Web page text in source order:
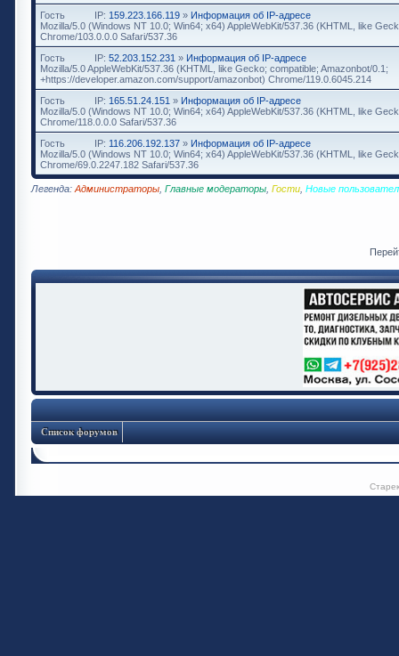
Гость
IP: 159.223.166.119 » Информация об IP-адресе
Mozilla/5.0 (Windows NT 10.0; Win64; x64) AppleWebKit/537.36 (KHTML, like
Chrome/103.0.0.0 Safari/537.36
Гость
IP: 52.203.152.231 » Информация об IP-адресе
Mozilla/5.0 AppleWebKit/537.36 (KHTML, like Gecko; compatible; Amazonbot/0.1;
+https://developer.amazon.com/support/amazonbot) Chrome/119.0.6045.214
Гость
IP: 165.51.24.151 » Информация об IP-адресе
Mozilla/5.0 (Windows NT 10.0; Win64; x64) AppleWebKit/537.36 (KHTML, like
Chrome/118.0.0.0 Safari/537.36
Гость
IP: 116.206.192.137 » Информация об IP-адресе
Mozilla/5.0 (Windows NT 10.0; Win64; x64) AppleWebKit/537.36 (KHTML, like
Chrome/69.0.2247.182 Safari/537.36
Легенда: Администраторы Главные модераторы Гости Новые
Список форумов